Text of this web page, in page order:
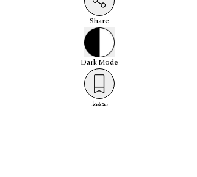
Share
DarkMode
يحفظ